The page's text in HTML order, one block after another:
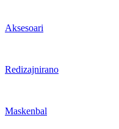
Aksesoari
Redizajnirano
Maskenbal